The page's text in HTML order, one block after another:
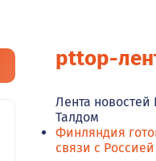
pttop-
Лента
Талдом
Финляндия
связи с Россией